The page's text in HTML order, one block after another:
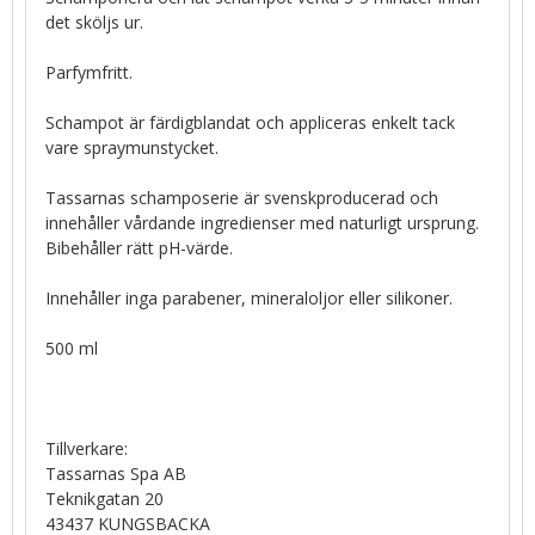
det sköljs ur.
Parfymfritt.
Schampot är färdigblandat och appliceras enkelt tack
vare spraymunstycket.
Tassarnas schamposerie är svenskproducerad och
innehåller vårdande ingredienser med naturligt ursprung.
Bibehåller rätt pH-värde.
Innehåller inga parabener, mineraloljor eller silikoner.
500 ml
Tillverkare:
Tassarnas Spa AB
Teknikgatan 20
43437 KUNGSBACKA